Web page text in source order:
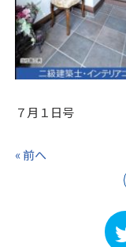
７月１日号
« 前へ